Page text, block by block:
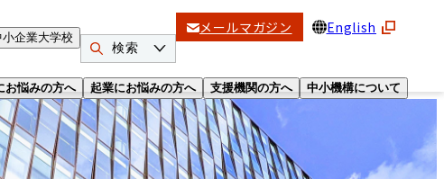
お悩みの方へ 起業にお悩みの方へ 支援機関の方へ 中小機構について
小企業大学校
検索
メールマガジン English